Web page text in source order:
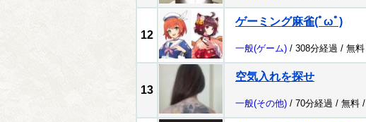
12
ゲーミング麻雀(ﾟωﾟ)
一般(ゲーム) / 308分経過 / 無料
13
空気入れを探せ
一般(その他) / 70分経過 / 無料 /